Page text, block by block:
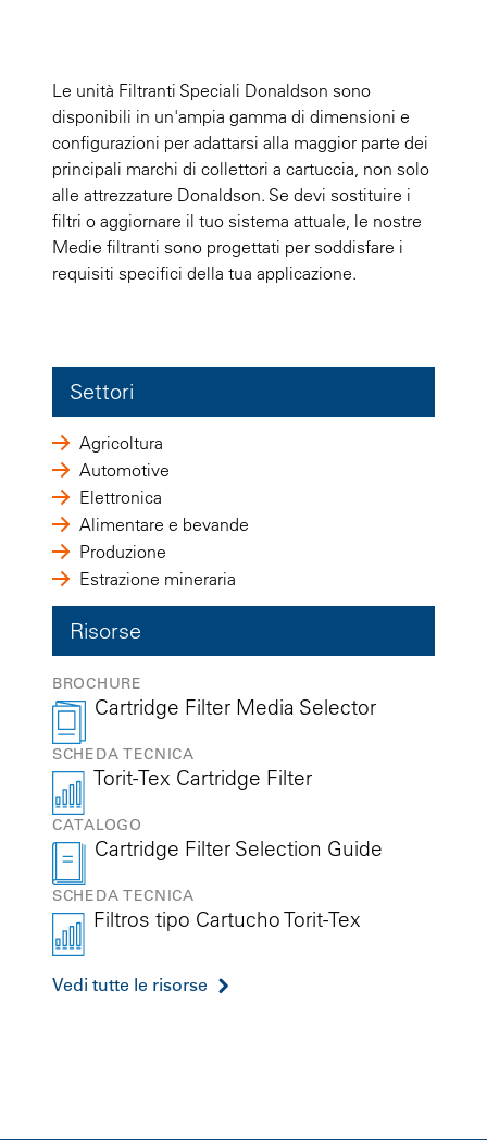
Le unità Filtranti Speciali Donaldson sono
disponibili in un'ampia gamma di dimensioni e
configurazioni per adattarsi alla maggior parte dei
principali marchi di collettori a cartuccia, non solo
alle attrezzature Donaldson. Se devi sostituire i
filtri o aggiornare il tuo sistema attuale, le nostre
Medie filtranti sono progettati per soddisfare i
requisiti specifici della tua applicazione.
Settori
Agricoltura
Automotive
Elettronica
Alimentare e bevande
Produzione
Estrazione mineraria
Risorse
BROCHURE
Cartridge Filter Media Selector
SCHEDA TECNICA
Torit-Tex Cartridge Filter
CATALOGO
Cartridge Filter Selection Guide
SCHEDA TECNICA
Filtros tipo Cartucho Torit-Tex
Vedi tutte le risorse